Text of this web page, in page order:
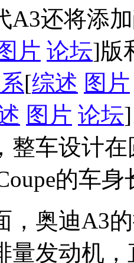
A3还将添
片 论坛]版
[综述 图片
图片 论坛
整车设计
的车
，奥迪A3
量发动机